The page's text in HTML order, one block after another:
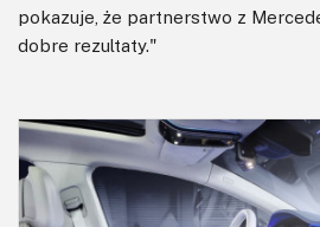
pokazuje, że partnerstwo z
dobre rezultaty."